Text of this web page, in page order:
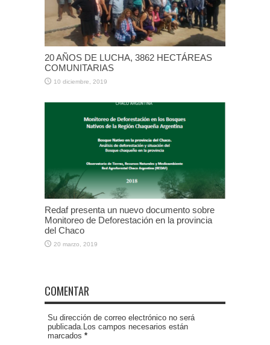
20 AÑOS DE LUCHA, 3862 HECTÁREAS
COMUNITARIAS
10 diciembre, 2019
Redaf presenta un nuevo documento sobre
Monitoreo de Deforestación en la provincia
del Chaco
20 marzo, 2019
COMENTAR
Su dirección de correo electrónico no será
publicada.Los campos necesarios están
marcados *